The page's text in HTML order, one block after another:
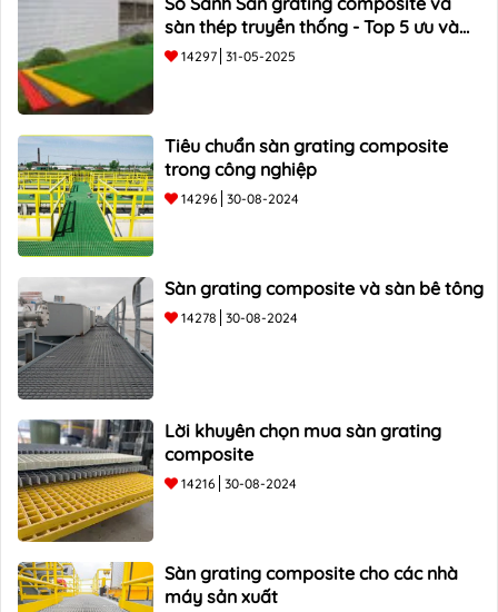
sàn thép truyền thống - Top 5 ưu và
nhược điểm
14297 31-05-2025
Tiêu chuẩn sàn grating composite
trong công nghiệp
14296 30-08-2024
Sàn grating composite và sàn bê tông
14278 30-08-2024
Lời khuyên chọn mua sàn grating
composite
14216 30-08-2024
Sàn grating composite cho các nhà
máy sản xuất